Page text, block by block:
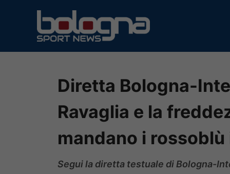
contenuto
Diretta Bologna-
Ravaglia e la
mandano i rossoblù
Segui la diretta testuale di Bologna-